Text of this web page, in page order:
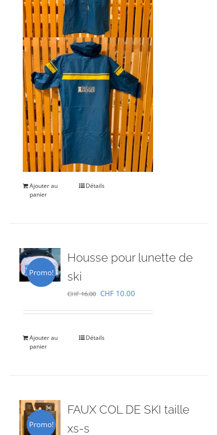
Ajouter au
panier
Détails
Promo!
Housse pour lunette de
ski
CHF16.00 Le
était :
CHF 10.00
Ajouter au
panier
Détails
Promo!
FAUX COL DE SKI taille
xs-s